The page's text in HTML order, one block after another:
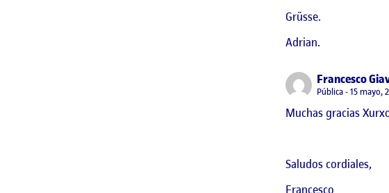
Grüsse.
Adrian.
Francesco
Visibilidad:
Pública 15 mayo,
Muchas gracias
Saludos cordiales,
Francesco